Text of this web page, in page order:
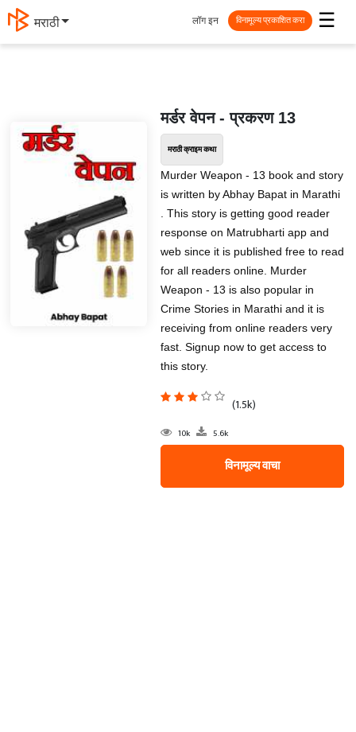
मराठी ☰
लॉग इन विनामूल्य प्रकाशित करा
मर्डर वेपन - प्रकरण 13
मराठी क्राइम कथा
Murder Weapon - 13 book and story
is written by Abhay Bapat in Marathi
. This story is getting good reader
response on Matrubharti app and
web since it is published free to read
for all readers online. Murder
Weapon - 13 is also popular in
Crime Stories in Marathi and it is
receiving from online readers very
fast. Signup now to get access to
this story.
(1.5k)
10k 5.6k
विनामूल्य वाचा